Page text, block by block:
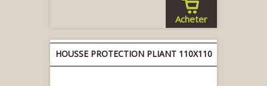
Acheter
HOUSSE PROTECTION PLIANT 110X110